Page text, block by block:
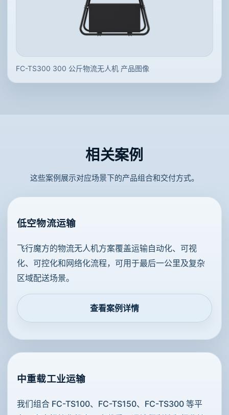
FC-TS300 300 公斤物流无人机 产品图像
相关案例
这些案例展示对应场景下的产品组合和交付方式。
低空物流运输
飞行魔方的物流无人机方案覆盖运输自动化、可视
化、可控化和网络化流程，可用于最后一公里及复杂
区域配送场景。
查看案例详情
中重载工业运输
我们组合 FC-TS100、FC-TS150、FC-TS300 等平